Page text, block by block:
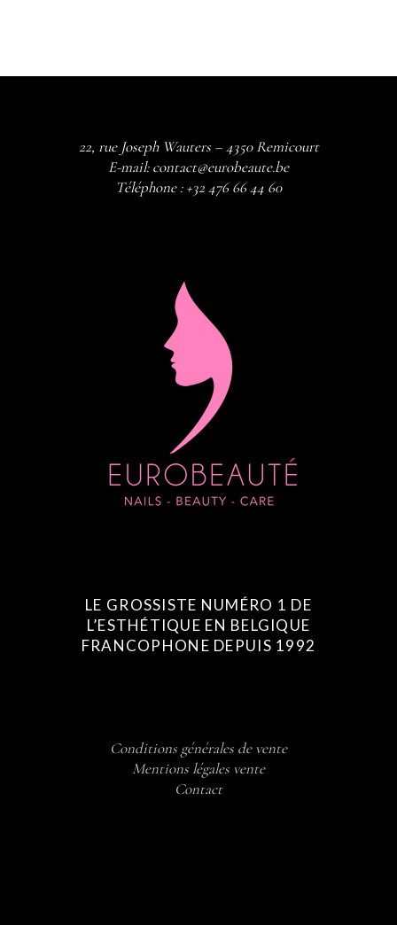
22, rue Joseph Wauters – 4350 Remicourt
E-mail:contact@eurobeaute.be
Téléphone :+32 476 66 44 60
LE GROSSISTE NUMÉRO 1 DE
L’ESTHÉTIQUE EN BELGIQUE
FRANCOPHONE DEPUIS 1992
Conditions générales de vente
Mentions légales vente
Contact